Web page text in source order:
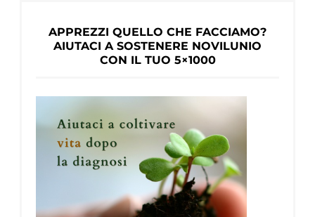
APPREZZI QUELLO CHE FACCIAMO?
AIUTACI A SOSTENERE NOVILUNIO
CON IL TUO 5×1000